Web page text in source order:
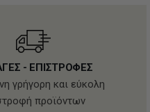
- ΕΠΙΣΤΡΟΦΕΣ
γρήγορη και εύκολη
προϊόντων